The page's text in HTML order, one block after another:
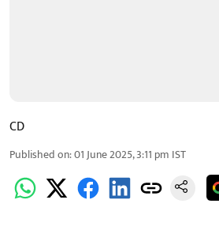
CD
Published on:01 June 2025, 3:11 pm IST